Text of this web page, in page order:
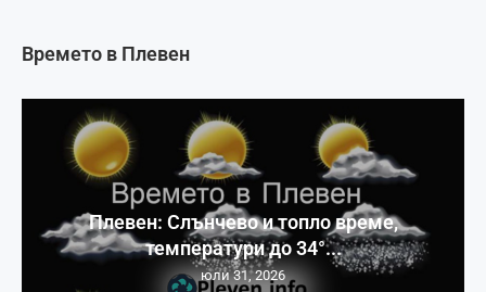
Времето в Плевен
Плевен: Слънчево и топло време,
температури до 34°...
юли 31, 2026